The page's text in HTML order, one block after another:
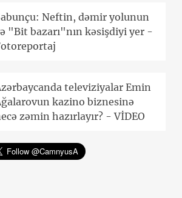
Neftin, dəmir yolunun
"Bit bazarı"nın kəsişdiyi yer -
televiziyalar Emin
kazino biznesinə
zəmin hazırlayır? - VİDEO